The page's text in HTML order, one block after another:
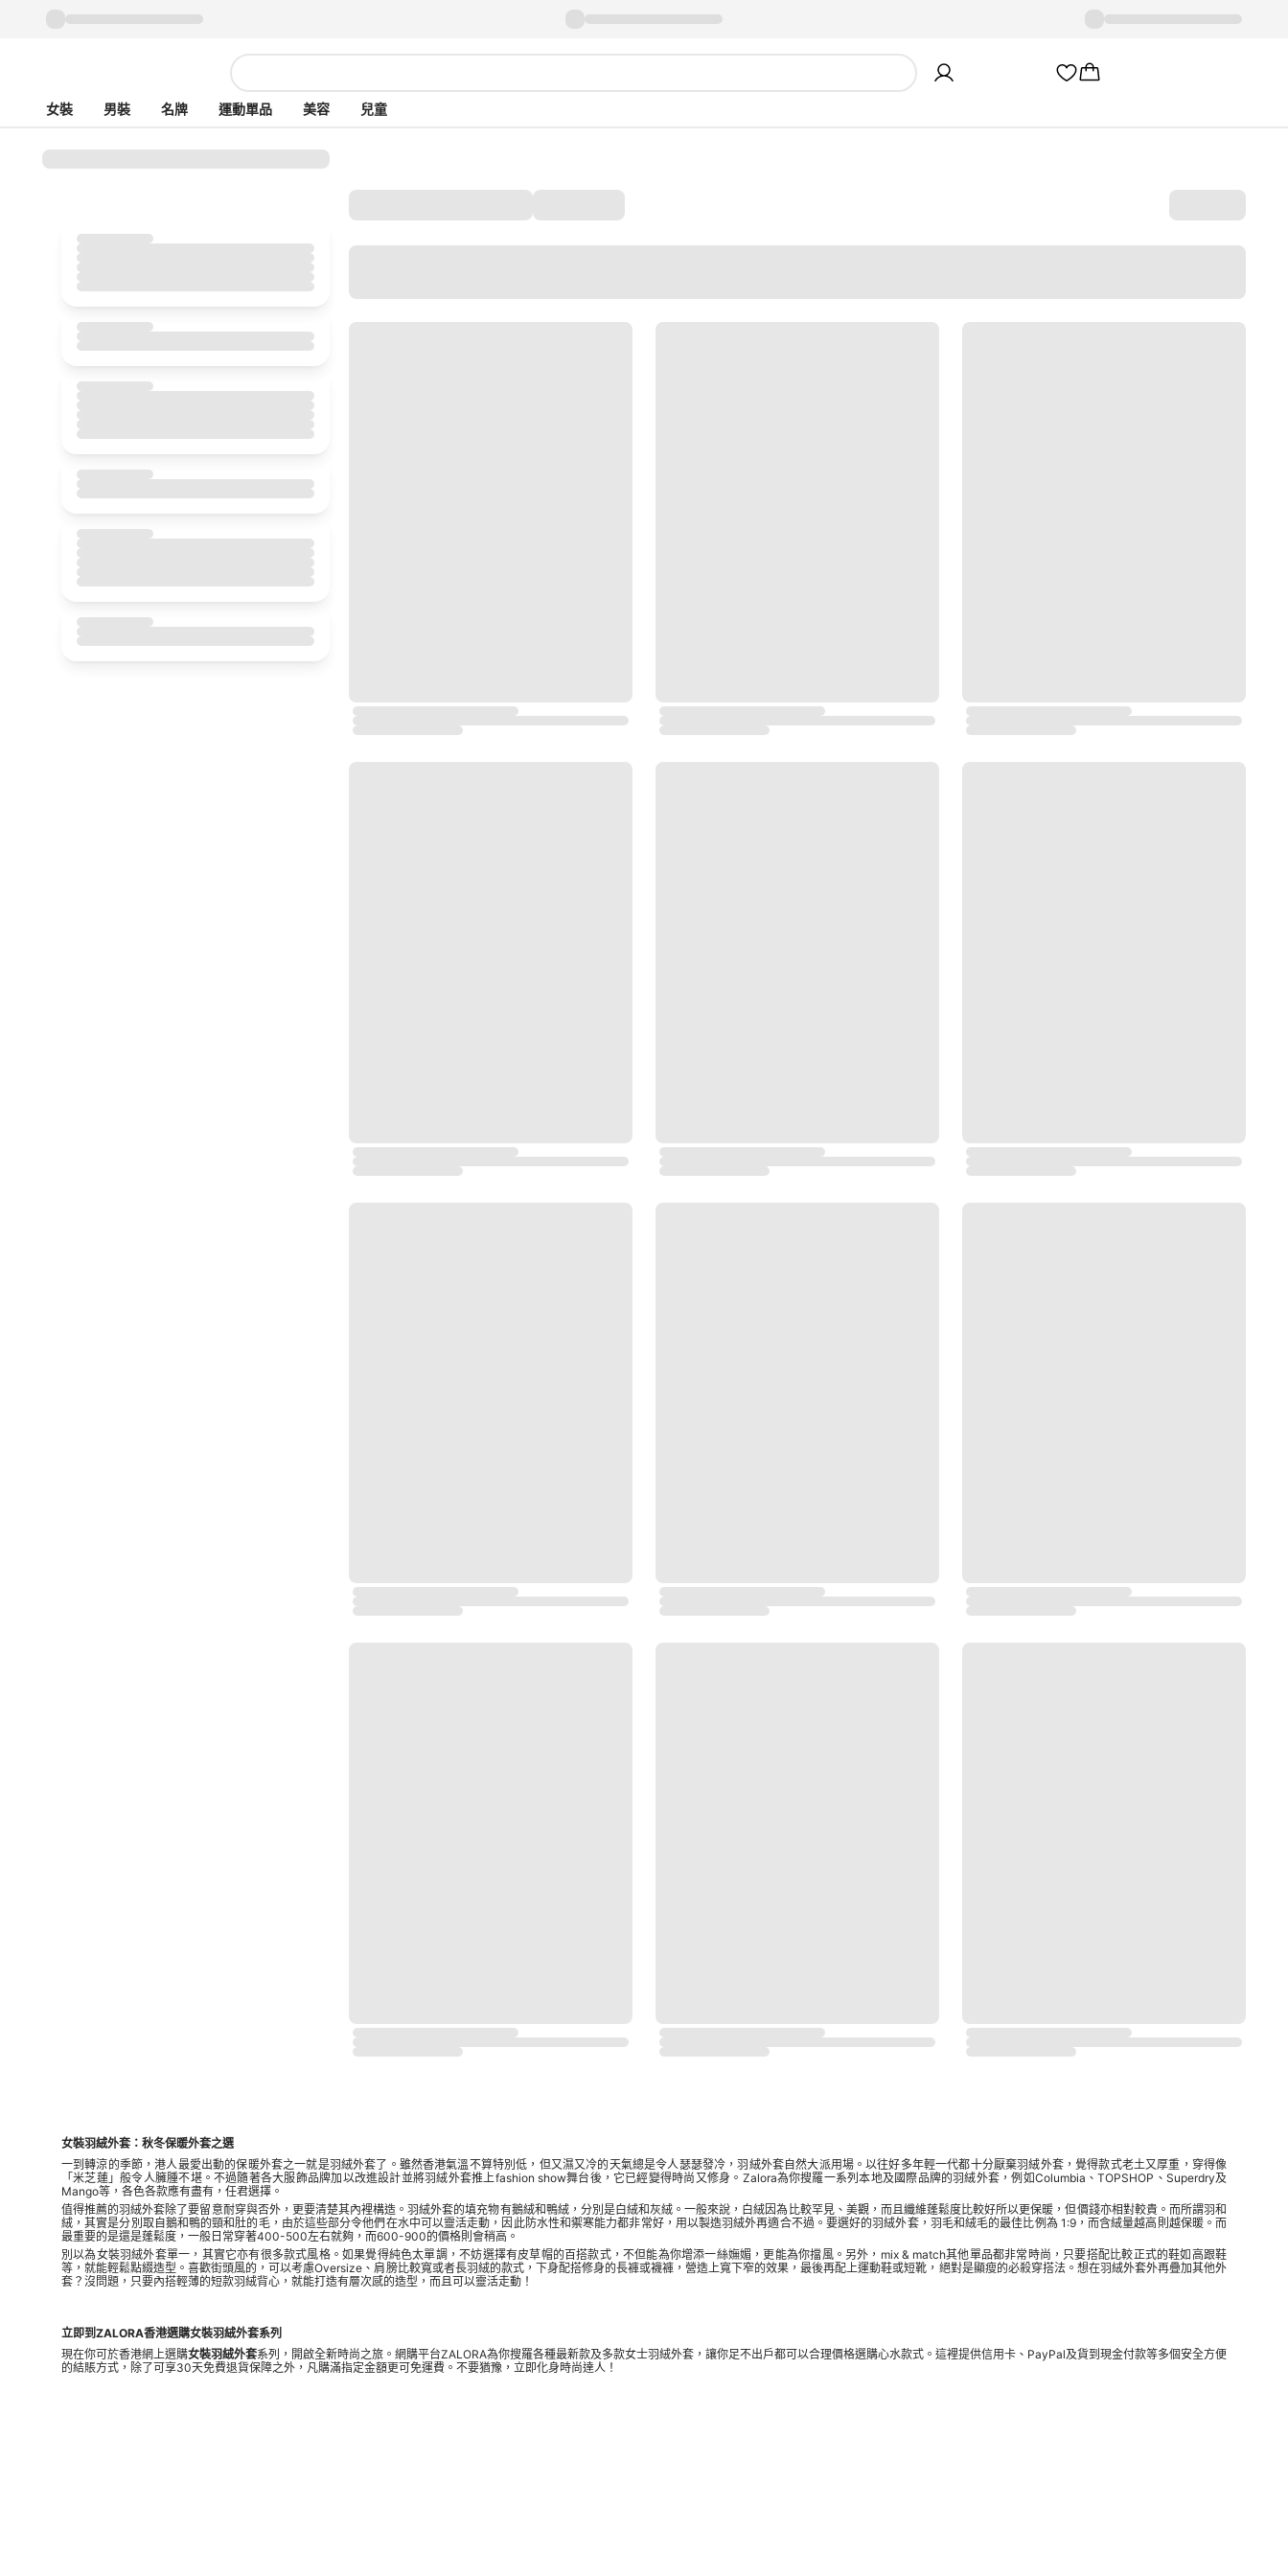
女裝 男裝 名牌 運動單品 美容 兒童
女裝羽絨外套：秋冬保暖外套之選
一到轉涼的季節，港人最愛出動的保暖外套之一就是羽絨外套了。雖然香港氣溫不算特別低，但又濕又冷的天氣總是令人瑟瑟發冷，羽絨外套自然大派用場。以往好多年輕一代都十分厭棄羽絨外套，覺得款式老土又厚重，穿得像
「米芝蓮」般令人臃腫不堪。不過隨著各大服飾品牌加以改進設計並將羽絨外套推上fashion show舞台後，它已經變得時尚又修身。Zalora為你搜羅一系列本地及國際品牌的羽絨外套，例如Columbia、TOPSHOP 、Superdry及
Mango等，各色各款應有盡有，任君選擇。
值得推薦的羽絨外套除了要留意耐穿與否外，更要清楚其內裡構造。羽絨外套的填充物有鵝絨和鴨絨，分別是白絨和灰絨。一般來說，白絨因為比較罕見、美觀，而且纖維蓬鬆度比較好所以更保暖，但價錢亦相對較貴。而所謂羽和
絨，其實是分別取自鵝和鴨的頸和肚的毛，由於這些部分令他們在水中可以靈活走動，因此防水性和禦寒能力都非常好，用以製造羽絨外再適合不過。要選好的羽絨外套，羽毛和絨毛的最佳比例為 1:9，而含絨量越高則越保暖。而
最重要的是還是蓬鬆度，一般日常穿著400-500左右就夠，而600-900的價格則會稍高。
別以為女裝羽絨外套單一，其實它亦有很多款式風格。如果覺得純色太單調，不妨選擇有皮草帽的百搭款式，不但能為你增添一絲嫵媚，更能為你擋風。另外，mix & match其他單品都非常時尚，只要搭配比較正式的鞋如高跟鞋
等，就能輕鬆點綴造型。喜歡街頭風的，可以考慮Oversize、肩膀比較寬或者長羽絨的款式，下身配搭修身的長褲或襪褲，營造上寬下窄的效果，最後再配上運動鞋或短靴，絕對是顯瘦的必殺穿搭法。想在羽絨外套外再疊加其他外
套？沒問題，只要內搭輕薄的短款羽絨背心，就能打造有層次感的造型，而且可以靈活走動！
立即到ZALORA香港選購女裝羽絨外套系列
現在你可於香港網上選購女裝羽絨外套系列，開啟全新時尚之旅。網購平台ZALORA為你搜羅各種最新款及多款女士羽絨外套，讓你足不出戶都可以合理價格選購心水款式。這裡提供信用卡、PayPal及貨到現金付款等多個安全方便
的結賬方式，除了可享30天免費退貨保障之外，凡購滿指定金額更可免運費。不要猶豫，立即化身時尚達人！